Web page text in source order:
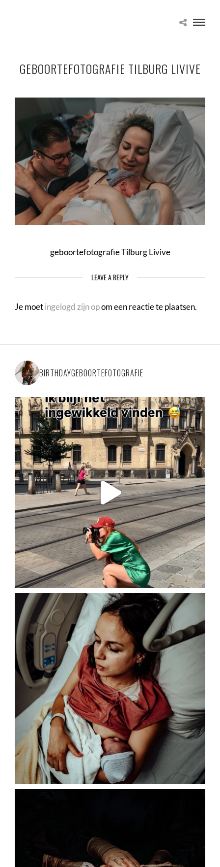
GEBOORTEFOTOGRAFIE TILBURG LIVIVE
geboortefotografie Tilburg Livive
LEAVE A REPLY
Je moetingelogd zijn opom een reactie te plaatsen.
BIRTHDAYGEBOORTEFOTOGRAFIE